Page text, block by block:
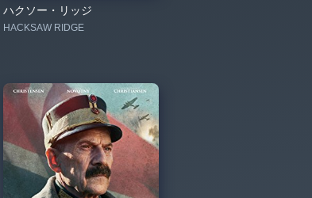
ハクソー・リッジ
HACKSAW RIDGE